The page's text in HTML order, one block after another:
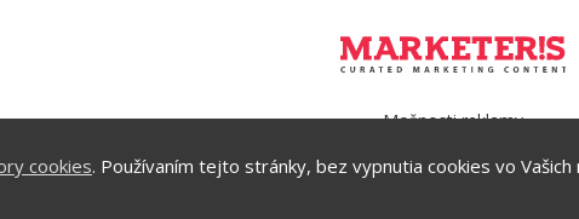
cookies. Používaním tejto stránky, bez vypnutia cookies vo
Možnosti reklamy
Copyright© 2026 by